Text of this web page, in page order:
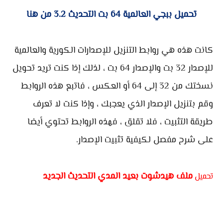
تحميل ببجي العالمية 64 بت التحديث 3.2 من هنا
كانت هذه هي روابط التنزيل للإصدارات الكورية والعالمية
للإصدار 32 بت والإصدار 64 بت ، لذلك إذا كنت تريد تحويل
نسختك من 32 إلى 64 أو العكس ، فاتبع هذه الروابط
وقم بتنزيل الإصدار الذي يعجبك ، وإذا كنت لا تعرف
طريقة التثبيت ، فلا تقلق ، فهذه الروابط تحتوي أيضا
على شرح مفصل لكيفية تثبيت الإصدار.
تحميل ملف هيدشوت بعيد المدي التحديث الجديد